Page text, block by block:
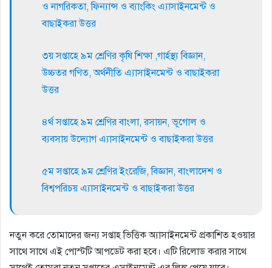
ও নাগরিকতা, ফিন্যান্স ও ব্যাংকিং এ্যাসাইনমেন্ট ও
বাছাইকরা উত্তর
৩য় সপ্তাহে ৯ম শ্রেণির কৃষি শিক্ষা ,গার্হস্থ্য বিজ্ঞান,
উচ্চতর গণিত, অর্থনীতি এ্যাসাইনমেন্ট ও বাছাইকরা
উত্তর
৪র্থ সপ্তাহে ৯ম শ্রেণির বাংলা, রসায়ন, ভূগোল ও
ব্যবসায় উদ্যোগ এ্যাসাইনমেন্ট ও বাছাইকরা উত্তর
৫ম সপ্তাহে ৯ম শ্রেণির ইংরেজি, বিজ্ঞান, বাংলাদেশ ও
বিশ্বপরিচয় এ্যাসাইনমেন্ট ও বাছাইকরা উত্তর
নতুন করে তোমাদের জন্য সপ্তাহ ভিত্তিক অ্যাসাইনমেন্ট প্রকাশিত হওয়ার
সাথে সাথে এই পোস্টটি আপডেট করা হবে। এটি রিলোড করার সাথে